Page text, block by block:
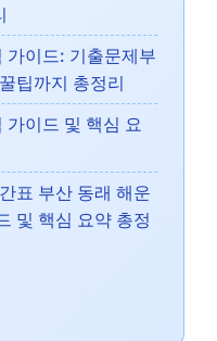
가이드: 기출문제부
팁까지 총정리
가이드 및 핵심 요
표 부산 동래 해운
및 핵심 요약 총정